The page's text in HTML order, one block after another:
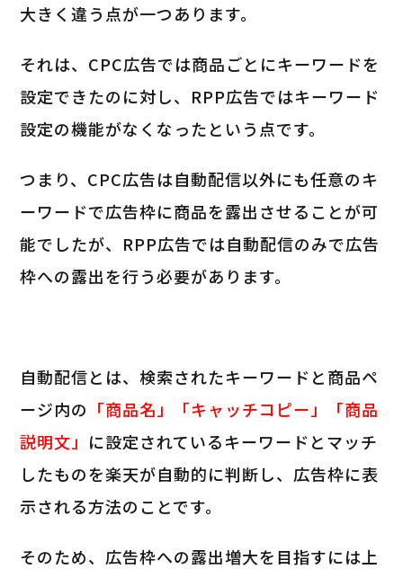
大きく違う点が一つあります。
それは、CPC広告では商品ごとにキーワードを
設定できたのに対し、RPP広告ではキーワード
設定の機能がなくなったという点です。
つまり、CPC広告は自動配信以外にも任意のキ
ーワードで広告枠に商品を露出させることが可
能でしたが、RPP広告では自動配信のみで広告
枠への露出を行う必要があります。
自動配信とは、検索されたキーワードと商品ペ
ージ内の 「商品名」「キャッチコピー」「商品
説明文」 に設定されているキーワードとマッチ
したものを楽天が自動的に判断し、広告枠に表
示される方法のことです。
そのため、広告枠への露出増大を目指すには上